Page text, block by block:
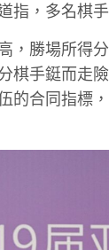
指，多名棋
，勝場所得
棋手鋌而走
的合同指標